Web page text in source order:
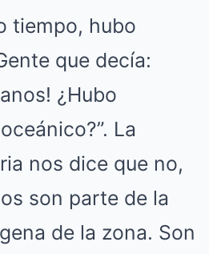
tiempo, hubo
que decía:
¿Hubo
La
nos dice que no,
son parte de la
de la zona. Son